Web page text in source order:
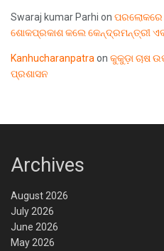
Swaraj kumar Parhi on
ଶୋକପ୍ରକାଶ କଲେ କେନ୍ଦ୍ରମନ୍ତ୍ରୀ
Kanhucharanpatra on କୁକୁଡ଼ା ଚାଷ
ପ୍ରଶାସନ
Archives
August 2026
July 2026
June 2026
May 2026